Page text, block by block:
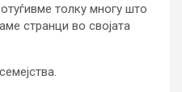
толку многу што
странци во својата